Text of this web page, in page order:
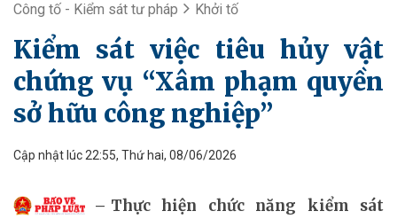
Công tố - Kiểm sát tư pháp Khởi tố
Kiểm sát việc tiêu hủy vật
chứng vụ “Xâm phạm quyền
sở hữu công nghiệp”
Cập nhật lúc 22:55, Thứ hai, 08/06/2026
Thực hiện chức năng kiểm sát